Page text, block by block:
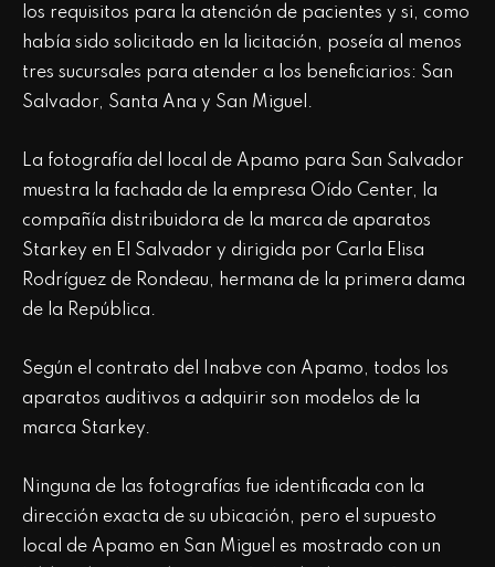
los requisitos para la atención de pacientes y si, como
había sido solicitado en la licitación, poseía al menos
tres sucursales para atender a los beneficiarios: San
Salvador, Santa Ana y San Miguel.
La fotografía del local de Apamo para San Salvador
muestra la fachada de la empresa Oído Center, la
compañía distribuidora de la marca de aparatos
Starkey en El Salvador y dirigida por Carla Elisa
Rodríguez de Rondeau, hermana de la primera dama
de la República.
Según el contrato del Inabve con Apamo, todos los
aparatos auditivos a adquirir son modelos de la
marca Starkey.
Ninguna de las fotografías fue identificada con la
dirección exacta de su ubicación, pero el supuesto
local de Apamo en San Miguel es mostrado con un